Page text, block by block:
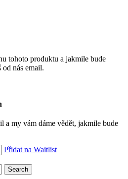
tohoto produktu a jakmile bude
nás email.
a my vám dáme vědět, jakmile bude
Přidat na Waitlist
Search